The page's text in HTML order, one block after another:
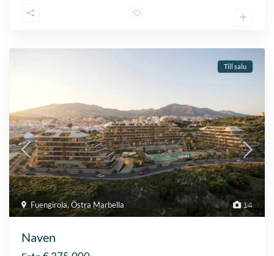
14
Fuengirola,Östra Marbella
Till salu
Naven